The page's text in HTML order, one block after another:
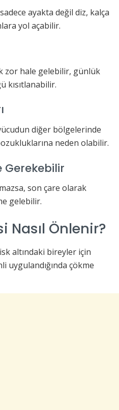
ayakta değil diz, kalça
yol açabilir.
zor hale gelebilir, günlük
kısıtlanabilir.
diğer bölgelerinde
neden olabilir.
son çare olarak
gelebilir.
Nasıl Önlenir?
altındaki bireyler için
uygulandığında çökme